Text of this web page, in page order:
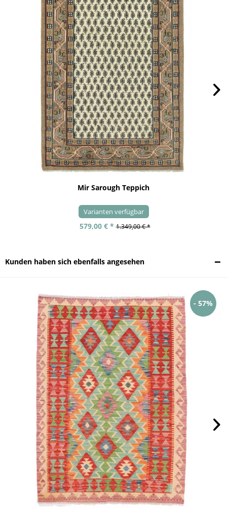
Mir Sarough Teppich
Varianten verfügbar
579,00 € * 1.349,00 € *
Kunden haben sich ebenfalls angesehen
- 57%